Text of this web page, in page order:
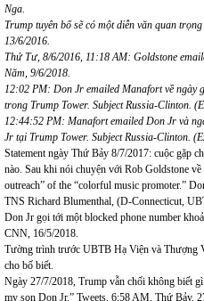
Nga.
Trump tuyên bố sẽ có một diễn văn quan
13/6/2016.
Thứ Tư, 8/6/2016 , 11:18 AM: Goldstone
Năm, 9/6/2018.
12:02 PM: Don Jr emailed Manafort vềngày
trong Trump Tower. Subject Russia-Clinton. (
12:44:52 PM: Manafort emailed Don Jr và ng
Jr tại Trump Tower. Subject Russia-Clinton. (
Statement ngày Thứ Bảy 8/7/2017: cuộc gặp
nào. Sau khi nói chuyện với Rob Goldstone
outreach” of the “colorful music promoter.”
TNS Richard Blumenthal, (D-Connecticut,
Don Jr gọi tới một blocked phone number
CNN, 16/5/2018.
Tường trình trước UBTB Hạ Viện và Thượng
cho bố biết.
Ngày 27/7/2018, Trump vẫn chối không biết
my son Don Jr.” Tweets, 6:58 AM, Thứ Bảy,